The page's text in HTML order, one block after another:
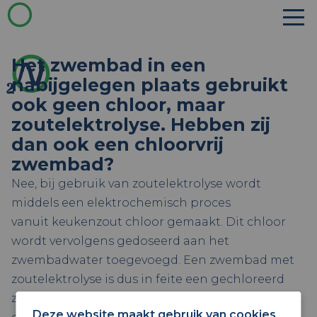
Het zwembad in een
nabijgelegen plaats gebruikt
ook geen chloor, maar
zoutelektrolyse. Hebben zij
dan ook een chloorvrij
zwembad?
Nee, bij gebruik van zoutelektrolyse wordt
middels een elektrochemisch proces
vanuit keukenzout chloor gemaakt. Dit chloor
wordt vervolgens gedoseerd aan het
zwembadwater toegevoegd. Een zwembad met
zoutelektrolyse is dus in feite een gechloreerd
zwembad. Het voordeel van zoutelektrolyse is dat
Deze website maakt gebruik van cookies